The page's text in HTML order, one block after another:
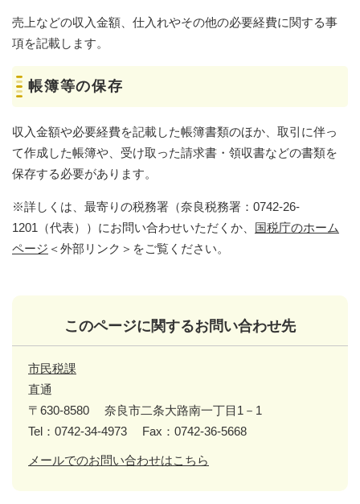
売上などの収入金額、仕入れやその他の必要経費に関する事
項を記載します。
帳簿等の保存
収入金額や必要経費を記載した帳簿書類のほか、取引に伴っ
て作成した帳簿や、受け取った請求書・領収書などの書類を
保存する必要があります。
※詳しくは、最寄りの税務署（奈良税務署：0742-26-
1201（代表））にお問い合わせいただくか、 国税庁のホーム
ページ ＜外部リンク＞ をご覧ください。
このページに関するお問い合わせ先
市民税課
直通
〒630-8580
奈良市二条大路南一丁目1－1
Tel：0742-34-4973
Fax：0742-36-5668
メールでのお問い合わせはこちら